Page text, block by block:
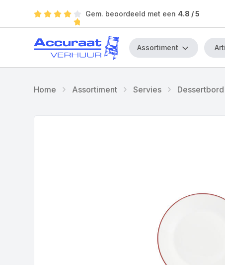
Gem. beoordeeld met een 4.8 / 5
Assortiment
Home Assortiment Servies Dessertbord